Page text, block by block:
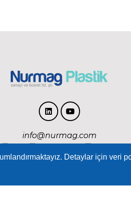
Detaylar için veri
info@nurmag.com